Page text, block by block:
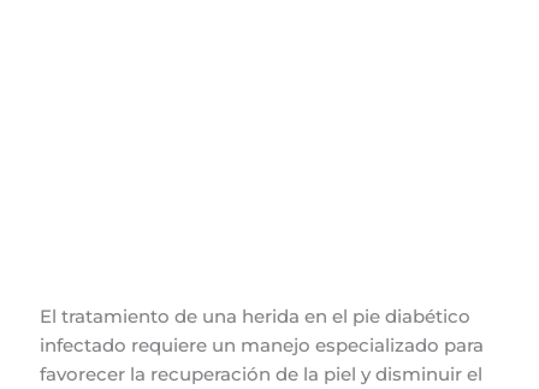
El tratamiento de una herida en el pie diabético
infectado requiere un manejo especializado para
favorecer la recuperación de la piel y disminuir el